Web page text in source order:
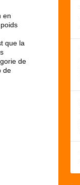
en
que la
de
de